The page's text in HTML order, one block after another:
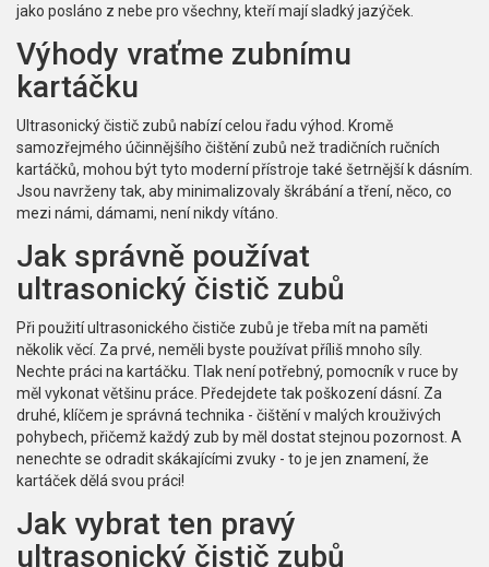
jako posláno z nebe pro všechny, kteří mají sladký jazýček.
Výhody vraťme zubnímu
kartáčku
Ultrasonický čistič zubů nabízí celou řadu výhod. Kromě
samozřejmého účinnějšího čištění zubů než tradičních ručních
kartáčků, mohou být tyto moderní přístroje také šetrnější k dásním.
Jsou navrženy tak, aby minimalizovaly škrábání a tření, něco, co
mezi námi, dámami, není nikdy vítáno.
Jak správně používat
ultrasonický čistič zubů
Při použití ultrasonického čističe zubů je třeba mít na paměti
několik věcí. Za prvé, neměli byste používat příliš mnoho síly.
Nechte práci na kartáčku. Tlak není potřebný, pomocník v ruce by
měl vykonat většinu práce. Předejdete tak poškození dásní. Za
druhé, klíčem je správná technika - čištění v malých krouživých
pohybech, přičemž každý zub by měl dostat stejnou pozornost. A
nenechte se odradit skákajícími zvuky - to je jen znamení, že
kartáček dělá svou práci!
Jak vybrat ten pravý
ultrasonický čistič zubů